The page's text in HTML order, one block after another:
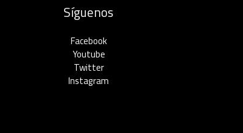
Síguenos
Facebook
Youtube
Twitter
Instagram